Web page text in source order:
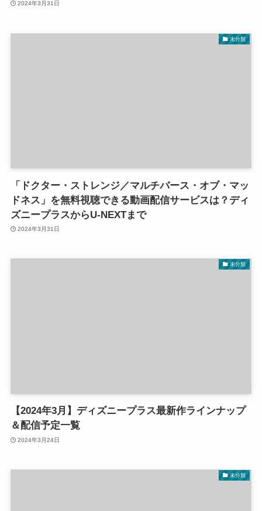
2024年3月31日
未分類
「ドクター・ストレンジ／マルチバース・オブ・マッ
ドネス」を無料視聴できる動画配信サービスは？ディ
ズニープラスからU-NEXTまで
2024年3月31日
未分類
【2024年3月】ディズニープラス最新作ラインナップ
＆配信予定一覧
2024年3月24日
未分類